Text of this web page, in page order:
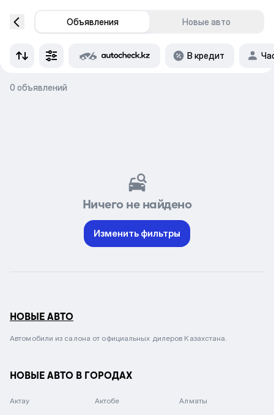
Объявления Новые авто
В кредит
0 объявлений
Ничего не найдено
Изменить фильтры
НОВЫЕ АВТО
Автомобили из салона от официальных дилеров Казахстана.
НОВЫЕ АВТО В ГОРОДАХ
Актау Актобе Алматы